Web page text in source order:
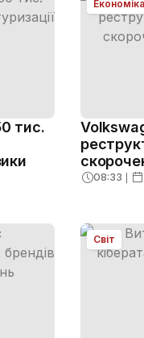
тис.
Економіка
08:33 ❘
Світ